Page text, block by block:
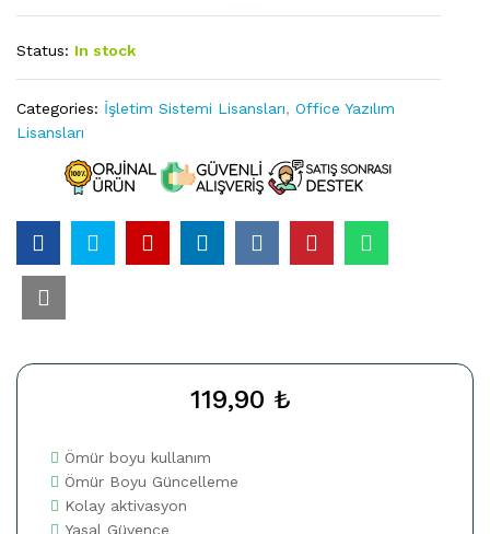
Status: In stock
Categories: İşletim Sistemi Lisansları, Office Yazılım
Lisansları
119,90 ₺
Ömür boyu kullanım
Ömür Boyu Güncelleme
Kolay aktivasyon
Yasal Güvence